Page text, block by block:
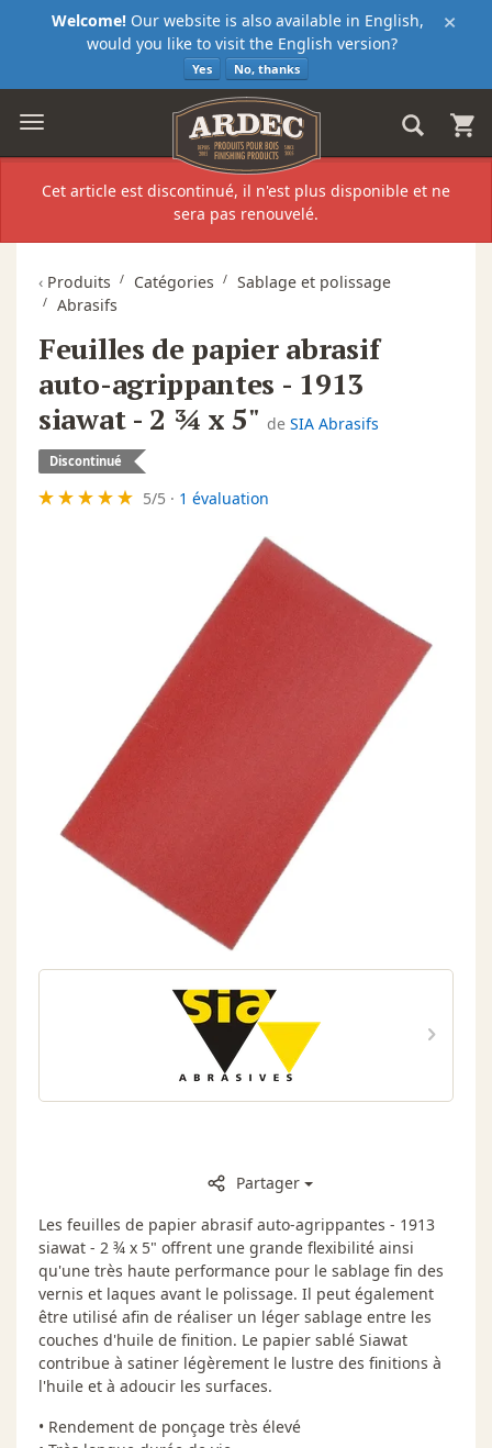
×
Welcome! Our website is also available in English,
would you like to visit the English version?
Yes No, thanks
Cet article est discontinué, il n'est plus disponible et ne
sera pas renouvelé.
‹ Produits Catégories
Sablage et polissage
Abrasifs
Feuilles de papier abrasif
auto-agrippantes - 1913
siawat - 2 ¾ x 5" de SIA Abrasifs
Discontinué
5/5 · 1 évaluation
Partager
Les feuilles de papier abrasif auto-agrippantes - 1913
siawat - 2 ¾ x 5" offrent une grande flexibilité ainsi
qu'une très haute performance pour le sablage fin des
vernis et laques avant le polissage. Il peut également
être utilisé afin de réaliser un léger sablage entre les
couches d'huile de finition. Le papier sablé Siawat
contribue à satiner légèrement le lustre des finitions à
l'huile et à adoucir les surfaces.
• Rendement de ponçage très élevé